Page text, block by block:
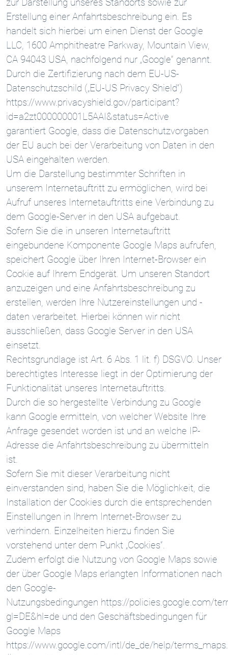
zur Darstellung unseres Standorts sowie zur
Erstellung einer Anfahrtsbeschreibung ein. Es
handelt sich hierbei um einen Dienst der Google
LLC, 1600 Amphitheatre Parkway, Mountain View,
CA 94043 USA, nachfolgend nur „Google“ genannt.
Durch die Zertifizierung nach dem EU-US-
Datenschutzschild („EU-US Privacy Shield“)
https://www.privacyshield.gov/participant?
id=a2zt000000001L5AAI&status=Active
garantiert Google, dass die Datenschutzvorgaben
der EU auch bei der Verarbeitung von Daten in den
USA eingehalten werden.
Um die Darstellung bestimmter Schriften in
unserem Internetauftritt zu ermöglichen, wird bei
Aufruf unseres Internetauftritts eine Verbindung zu
dem Google-Server in den USA aufgebaut.
Sofern Sie die in unseren Internetauftritt
eingebundene Komponente Google Maps aufrufen,
speichert Google über Ihren Internet-Browser ein
Cookie auf Ihrem Endgerät. Um unseren Standort
anzuzeigen und eine Anfahrtsbeschreibung zu
erstellen, werden Ihre Nutzereinstellungen und -
daten verarbeitet. Hierbei können wir nicht
ausschließen, dass Google Server in den USA
einsetzt.
Rechtsgrundlage ist Art. 6 Abs. 1 lit. f) DSGVO. Unser
berechtigtes Interesse liegt in der Optimierung der
Funktionalität unseres Internetauftritts.
Durch die so hergestellte Verbindung zu Google
kann Google ermitteln, von welcher Website Ihre
Anfrage gesendet worden ist und an welche IP-
Adresse die Anfahrtsbeschreibung zu übermitteln
ist.
Sofern Sie mit dieser Verarbeitung nicht
einverstanden sind, haben Sie die Möglichkeit, die
Installation der Cookies durch die entsprechenden
Einstellungen in Ihrem Internet-Browser zu
verhindern. Einzelheiten hierzu finden Sie
vorstehend unter dem Punkt „Cookies“.
Zudem erfolgt die Nutzung von Google Maps sowie
der über Google Maps erlangten Informationen nach
den Google-
Nutzungsbedingungen https://policies.google.com/
gl=DE&hl=de und den Geschäftsbedingungen für
Google Maps
https://www.google.com/intl/de_de/help/